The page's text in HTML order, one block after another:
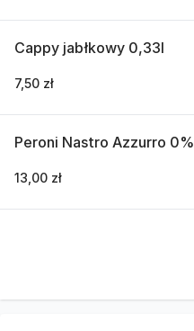
Cappy jabłkowy 0,33l
7,50 zł
Peroni Nastro Azzurro 0%
13,00 zł